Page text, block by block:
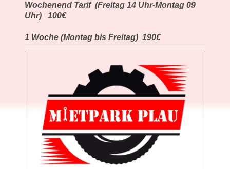
Wochenend Tarif (Freitag 14 Uhr-Montag 09
Uhr) 100€
1 Woche (Montag bis Freitag) 190€